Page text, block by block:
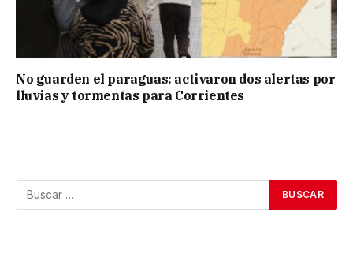
No guarden el paraguas: activaron dos alertas por
lluvias y tormentas para Corrientes